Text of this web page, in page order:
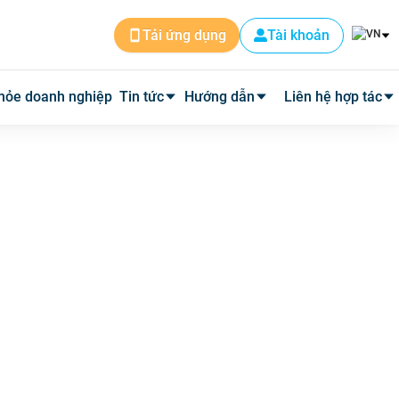
Tải ứng dụng Tài khoản
doanh nghiệp Tin tức Hướng dẫn Liên hệ hợp tác